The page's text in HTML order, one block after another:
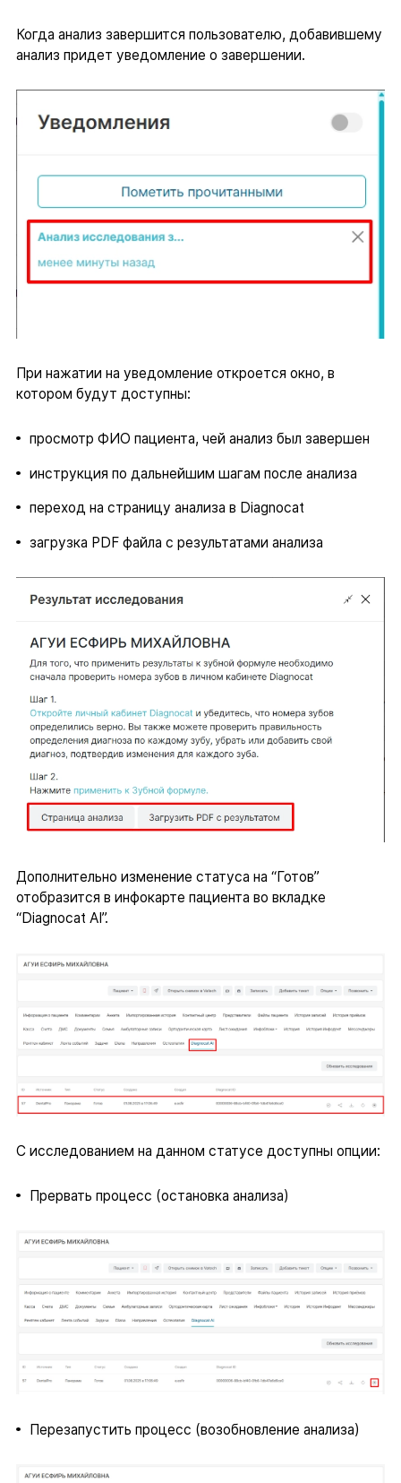
Когда анализ завершится пользователю, добавившему
анализ придет уведомление о завершении.
При нажатии на уведомление откроется окно, в
котором будут доступны:
просмотр ФИО пациента, чей анализ был завершен
инструкция по дальнейшим шагам после анализа
переход на страницу анализа в Diagnocat
загрузка PDF файла с результатами анализа
Дополнительно изменение статуса на “Готов”
отобразится в инфокарте пациента во вкладке
“Diagnocat AI”.
С исследованием на данном статусе доступны опции:
Прервать процесс (остановка анализа)
Перезапустить процесс (возобновление анализа)